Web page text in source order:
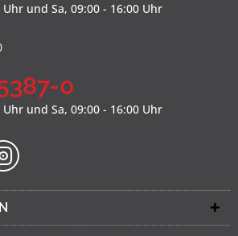
Uhr und Sa, 09:00 - 16:00 Uhr
0
Uhr und Sa, 09:00 - 16:00 Uhr